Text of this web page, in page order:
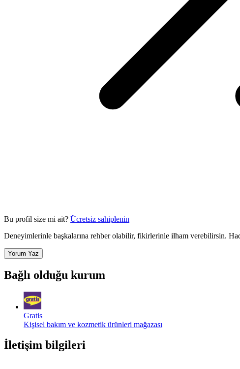
Bu profil size mi ait? Ücretsiz sahiplenin
Deneyimlerinle başkalarına rehber olabilir, fikirlerinle ilham verebilirsin.
Yorum Yaz
Bağlı olduğu kurum
Gratis
Kişisel bakım ve kozmetik ürünleri mağazası
İletişim bilgileri